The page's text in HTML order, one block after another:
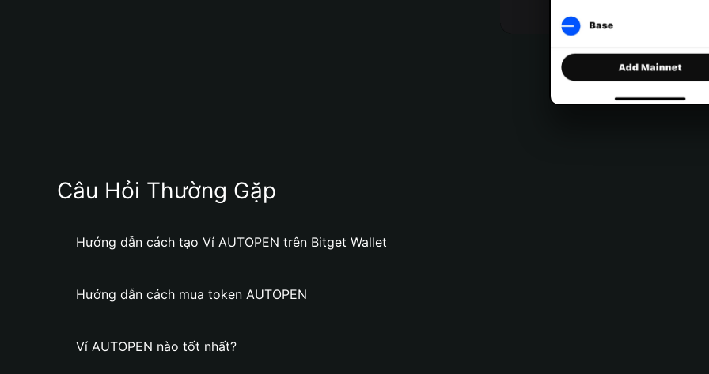
Câu Hỏi Thường Gặp
Hướng dẫn cách tạo Ví AUTOPEN trên Bitget Wallet
Hướng dẫn cách mua token AUTOPEN
Ví AUTOPEN nào tốt nhất?